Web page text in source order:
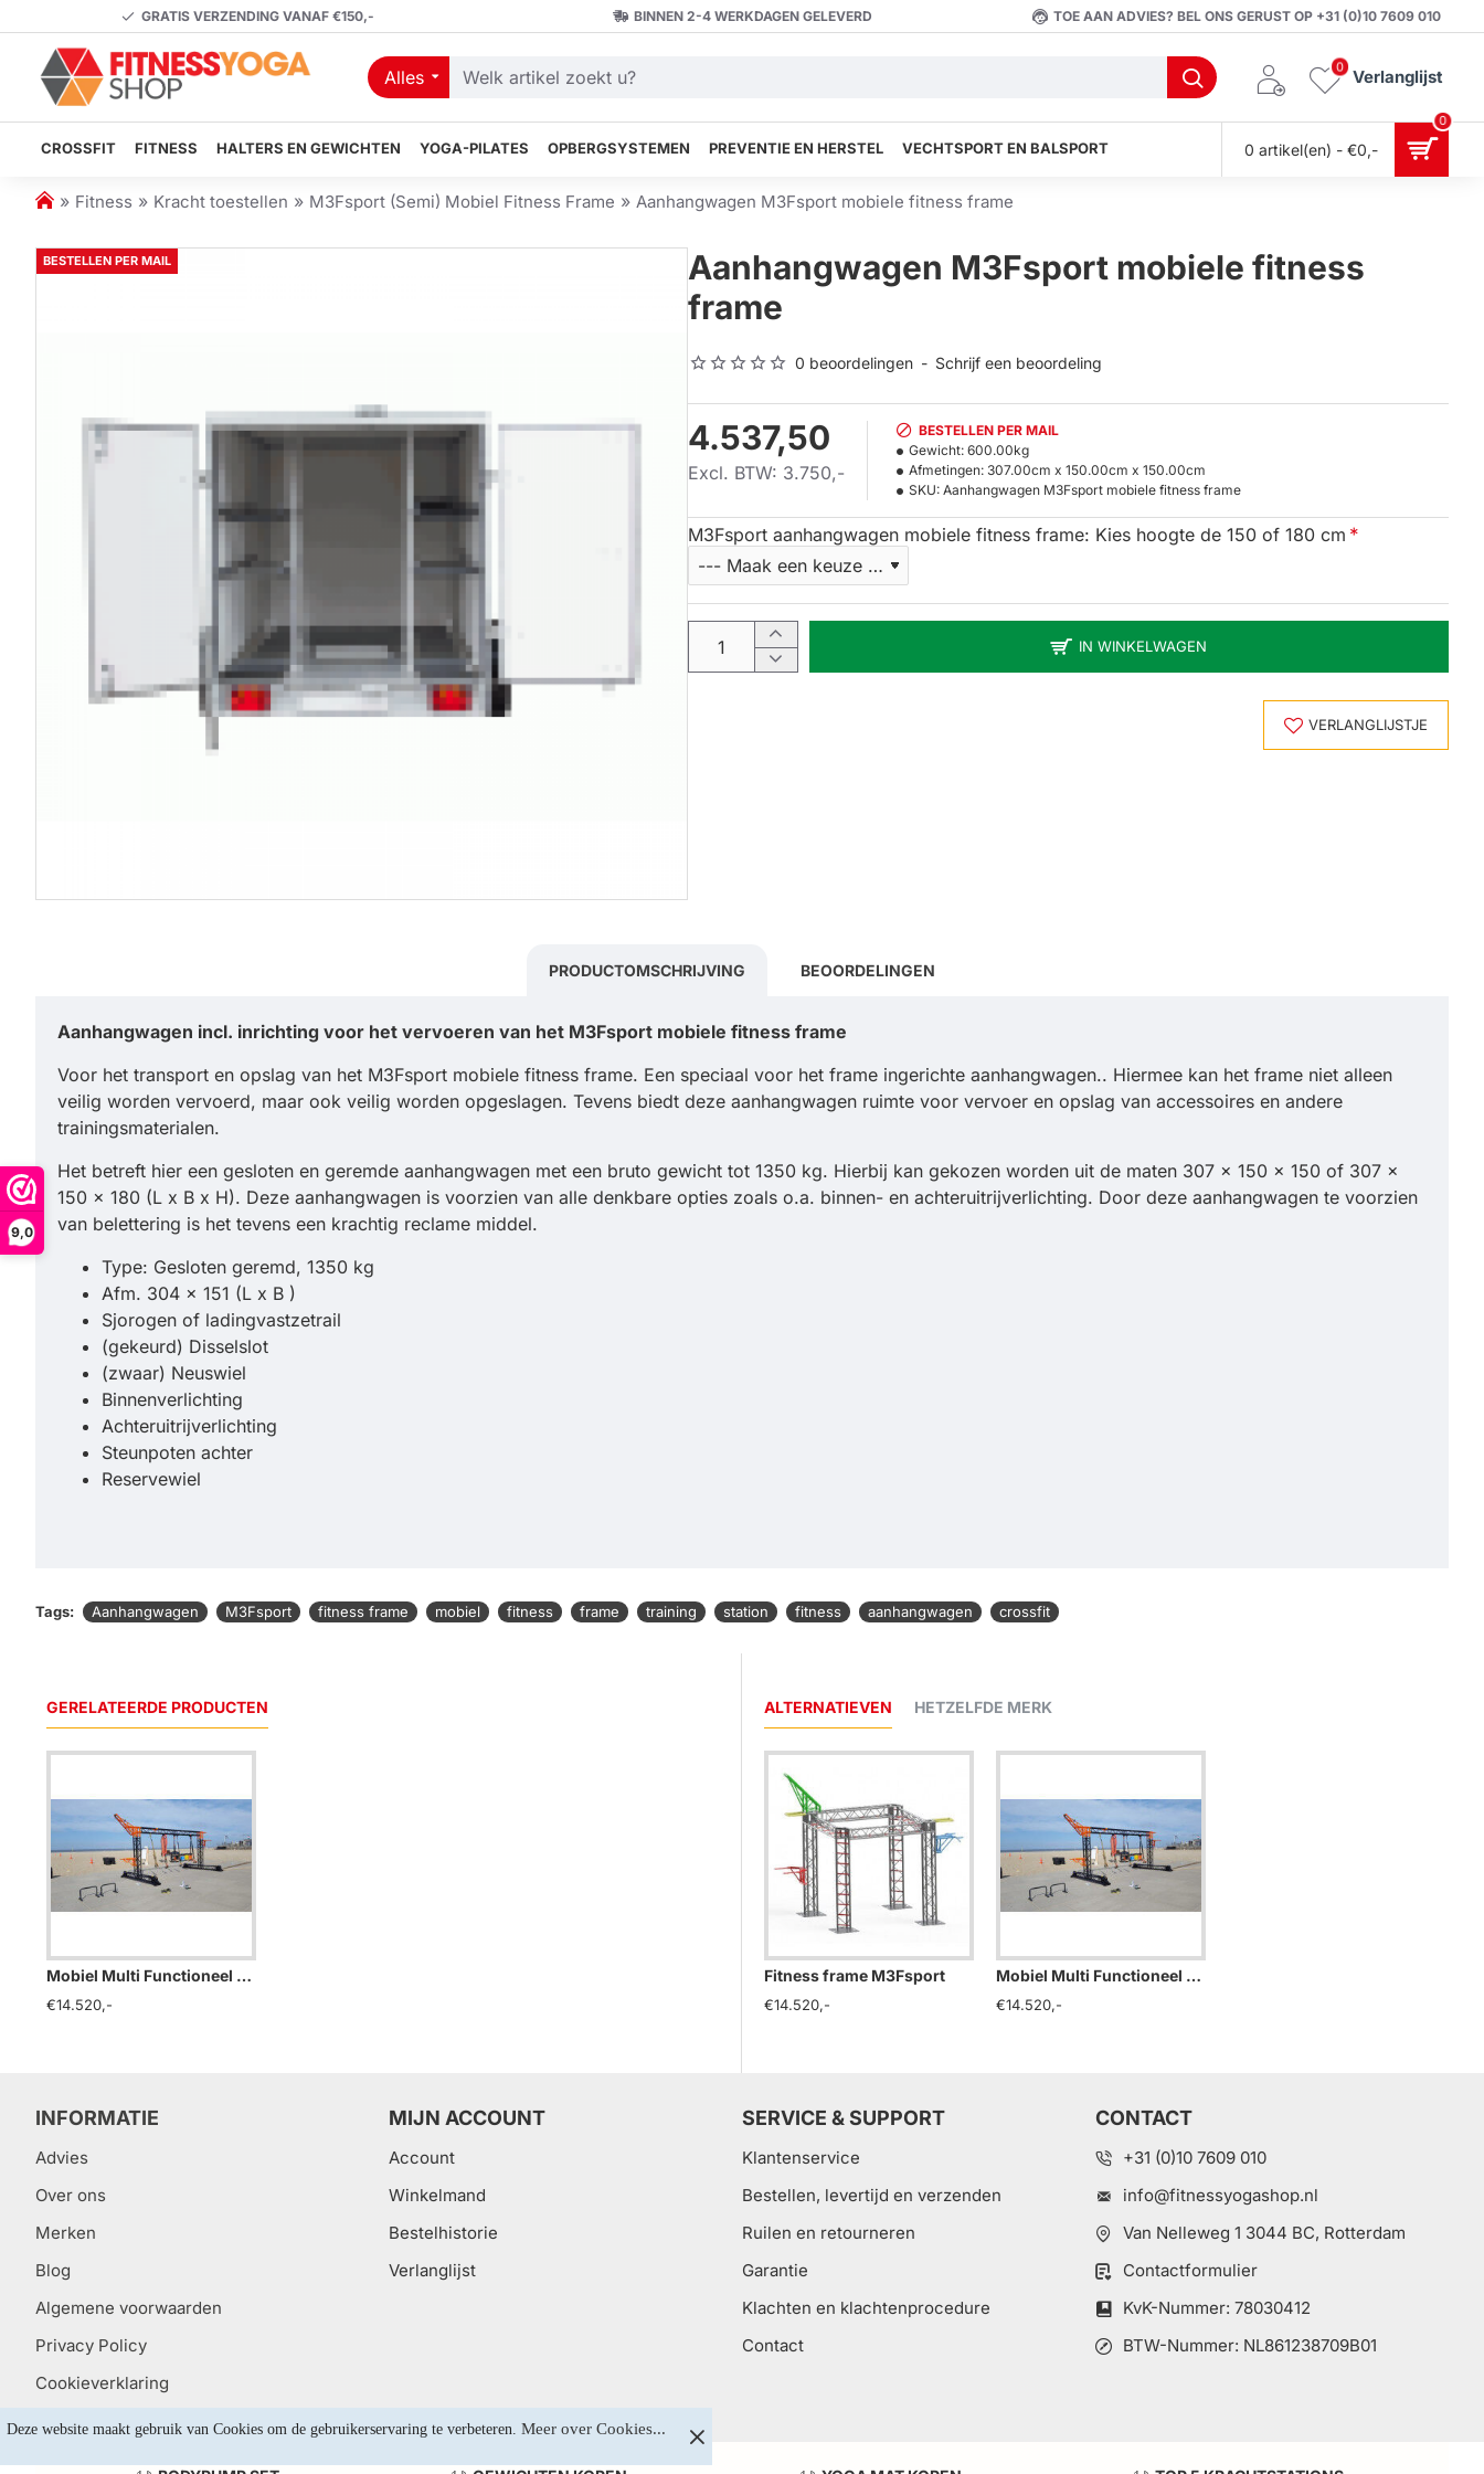
9,0
Deze website maakt gebruik van Cookies om de gebruikerservaring te verbeteren. Meer over Cookies...
GRATIS VERZENDING VANAF €150,- BINNEN 2-4 WERKDAGEN GELEVERD TOE AAN ADVIES? BEL ONS GERUST OP +31 (0)10 7609 010
Alles
Welk
zoekt
Verlanglijst
0
CROSSFIT FITNESS HALTERS EN GEWICHTEN YOGA-PILATES OPBERGSYSTEMEN PREVENTIE EN HERSTEL VECHTSPORT EN BALSPORT 0 artikel(en) - €0,-
0
h
m
e
Fitness Kracht toestellen M3Fsport (Semi) Mobiel Fitness Frame Aanhangwagen M3Fsport mobiele fitness frame
BESTELLEN PER MAIL
Aanhangwagen M3Fsport mobiele fitness
frame
0 beoordelingen - Schrijf een beoordeling
4.537,50
Excl. BTW: 3.750,-
BESTELLEN PER MAIL
Gewicht: 600.00kg
Afmetingen: 307.00cm x 150.00cm x 150.00cm
SKU: Aanhangwagen M3Fsport mobiele fitness frame
M3Fsport aanhangwagen mobiele fitness frame: Kies hoogte de 150 of 180 cm
IN WINKELWAGEN
VERLANGLIJSTJE
PRODUCTOMSCHRIJVING BEOORDELINGEN
Aanhangwagen incl. inrichting voor het vervoeren van het M3Fsport mobiele fitness frame
Voor het transport en opslag van het M3Fsport mobiele fitness frame. Een speciaal voor het frame ingerichte aanhangwagen.. Hiermee kan het frame niet alleen
veilig worden vervoerd, maar ook veilig worden opgeslagen. Tevens biedt deze aanhangwagen ruimte voor vervoer en opslag van accessoires en andere
trainingsmaterialen.
Het betreft hier een gesloten en geremde aanhangwagen met een bruto gewicht tot 1350 kg. Hierbij kan gekozen worden uit de maten 307 x 150 x 150 of 307 x
150 x 180 (L x B x H). Deze aanhangwagen is voorzien van alle denkbare opties zoals o.a. binnen- en achteruitrijverlichting. Door deze aanhangwagen te voorzien
van belettering is het tevens een krachtig reclame middel.
Type: Gesloten geremd, 1350 kg
Afm. 304 x 151 (L x B )
Sjorogen of ladingvastzetrail
(gekeurd) Disselslot
(zwaar) Neuswiel
Binnenverlichting
Achteruitrijverlichting
Steunpoten achter
Reservewiel
Tags: Aanhangwagen M3Fsport fitness frame mobiel fitness frame training station fitness aanhangwagen crossfit
GERELATEERDE PRODUCTEN
Mobiel Multi Functioneel Fitness Frame
€14.520,-
ALTERNATIEVEN HETZELFDE MERK
Fitness frame M3Fsport
€14.520,-
Mobiel Multi Functioneel Fitness Frame
€14.520,-
INFORMATIE
Advies
Over ons
Merken
Blog
Algemene voorwaarden
Privacy Policy
Cookieverklaring
MIJN ACCOUNT
Account
Winkelmand
Bestelhistorie
Verlanglijst
SERVICE & SUPPORT
Klantenservice
Bestellen, levertijd en verzenden
Ruilen en retourneren
Garantie
Klachten en klachtenprocedure
Contact
CONTACT
+31 (0)10 7609 010
info@fitnessyogashop.nl
Van Nelleweg 1 3044 BC, Rotterdam
Contactformulier
KvK-Nummer: 78030412
BTW-Nummer: NL861238709B01